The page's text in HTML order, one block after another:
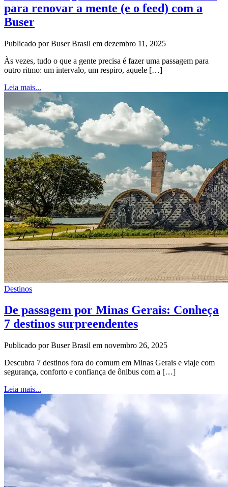
para renovar a mente (e o feed) com a
Buser
Publicado por Buser Brasil em dezembro 11, 2025
Às vezes, tudo o que a gente precisa é fazer uma passagem para
outro ritmo: um intervalo, um respiro, aquele […]
Leia mais...
Destinos
De passagem por Minas Gerais: Conheça
7 destinos surpreendentes
Publicado por Buser Brasil em novembro 26, 2025
Descubra 7 destinos fora do comum em Minas Gerais e viaje com
segurança, conforto e confiança de ônibus com a […]
Leia mais...